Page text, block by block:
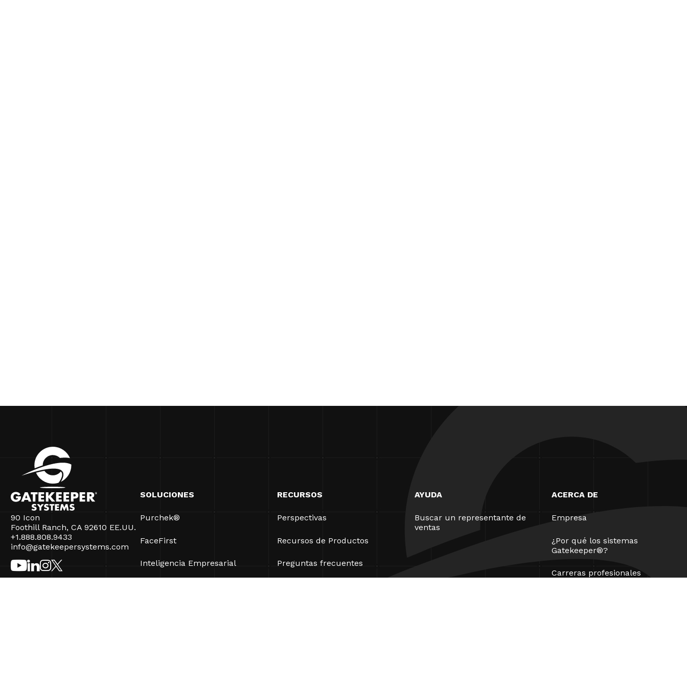
90 Icon
Foothill Ranch, CA 92610 EE.UU.
+1.888.808.9433
info@gatekeepersystems.com
SOLUCIONES
Purchek®
FaceFirst
Inteligencia Empresarial
RECURSOS
Perspectivas
Recursos de Productos
Preguntas frecuentes
AYUDA
Buscar un representante de
ventas
ACERCA DE
Empresa
¿Por qué los sistemas
Gatekeeper®?
Carreras profesionales